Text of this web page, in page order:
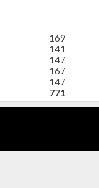
169
141
147
167
147
771